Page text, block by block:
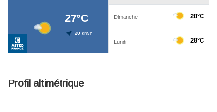
Profil altimétrique